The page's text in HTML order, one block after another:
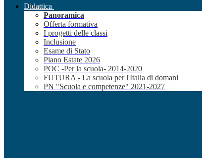
Didattica
Panoramica
Offerta formativa
I progetti delle classi
Inclusione
Esame di Stato
Piano Estate 2026
POC -Per la scuola- 2014-2020
FUTURA - La scuola per l'Italia di domani
PN "Scuola e competenze" 2021-2027